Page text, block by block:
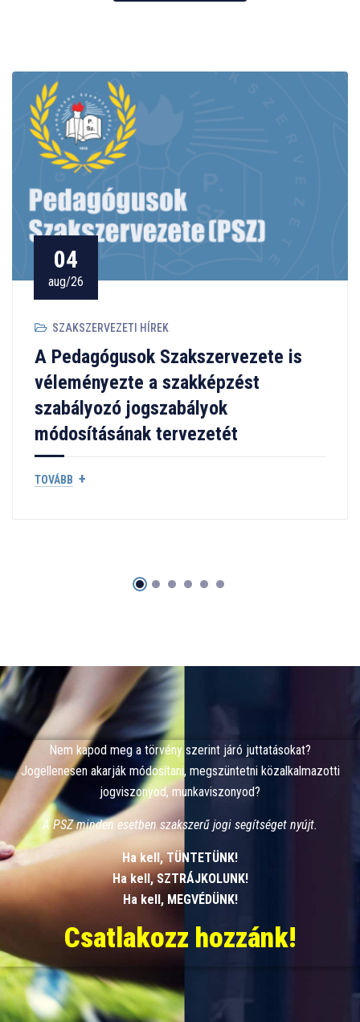
04
aug/26
SZAKSZERVEZETI HÍREK
A Pedagógusok Szakszervezete is
véleményezte a szakképzést
szabályozó jogszabályok
módosításának tervezetét
TOVÁBB +
Nem kapod meg a törvény szerint járó juttatásokat?
Jogellenesen akarják módosítani, megszüntetni közalkalmazotti
jogviszonyod, munkaviszonyod?
A PSZ minden esetben szakszerű jogi segítséget nyújt.
Ha kell, TÜNTETÜNK!
Ha kell, SZTRÁJKOLUNK!
Ha kell, MEGVÉDÜNK!
Csatlakozz hozzánk!